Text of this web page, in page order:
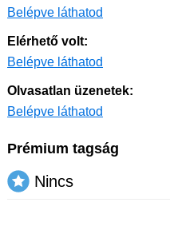
Belépve láthatod
Elérhető volt:
Belépve láthatod
Olvasatlan üzenetek:
Belépve láthatod
Prémium tagság
Nincs